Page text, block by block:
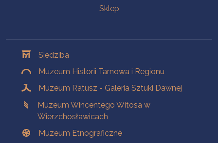
Sklep
Siedziba
Muzeum Historii Tarnowa i Regionu
Muzeum Ratusz - Galeria Sztuki Dawnej
Muzeum Wincentego Witosa w
Wierzchosławicach
Muzeum Etnograficzne